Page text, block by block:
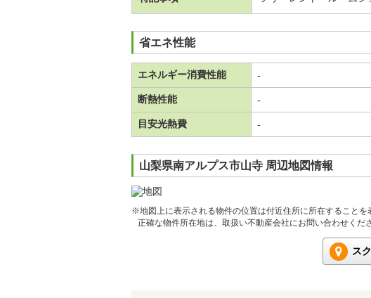
省エネ性能
エネルギー消費性能 -
断熱性能 -
目安光熱費 -
山梨県南アルプス市山寺 周辺地図情報
※地図上に表示される物件の位置は付近住所に所在することを
正確な物件所在地は、取扱い不動産会社にお問い合わせくださ
ス